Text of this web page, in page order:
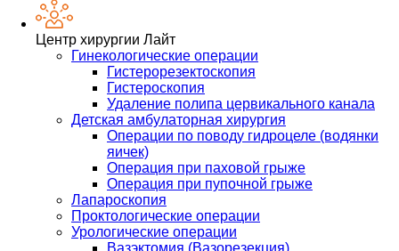
Центр хирургии Лайт
Гинекологические операции
Гистерорезектоскопия
Гистероскопия
Удаление полипа цервикального канала
Детская амбулаторная хирургия
Операции по поводу гидроцеле (водянки
яичек)
Операция при паховой грыже
Операция при пупочной грыже
Лапароскопия
Проктологические операции
Урологические операции